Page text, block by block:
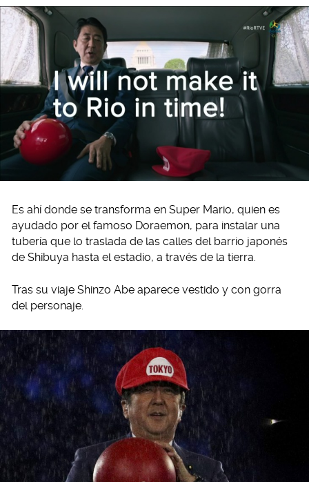
Es ahí donde se transforma en Super Mario, quien es
ayudado por el famoso Doraemon, para instalar una
tubería que lo traslada de las calles del barrio japonés
de Shibuya hasta el estadio, a través de la tierra.
Tras su viaje Shinzo Abe aparece vestido y con gorra
del personaje.